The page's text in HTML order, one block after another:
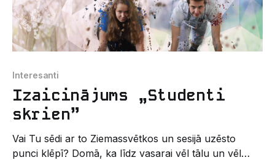
Interesanti
Izaicinājums „Studenti
skrien”
Vai Tu sēdi ar to Ziemassvētkos un sesijā uzēsto
punci klēpī? Domā, ka līdz vasarai vēl tālu un vēl